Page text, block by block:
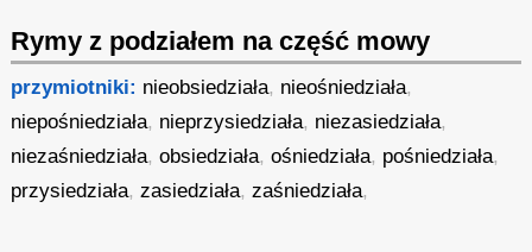
Rymy z podziałem na część mowy
przymiotniki: nieobsiedziała, nieośniedziała,
niepośniedziała, nieprzysiedziała, niezasiedziała,
niezaśniedziała,obsiedziała,ośniedziała, pośniedziała,
przysiedziała,zasiedziała,zaśniedziała,